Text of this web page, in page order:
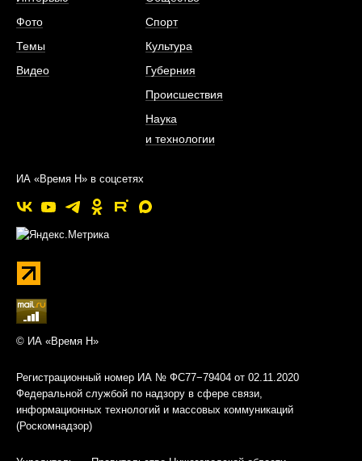
Фото
Темы
Видео
Спорт
Культура
Губерния
Происшествия
Наука
и технологии
ИА «Время Н» в соцсетях
© ИА «Время Н»
Регистрационный номер ИА № ФС77−79404 от 02.11.2020
Федеральной службой по надзору в сфере связи,
информационных технологий и массовых коммуникаций
(Роскомнадзор)